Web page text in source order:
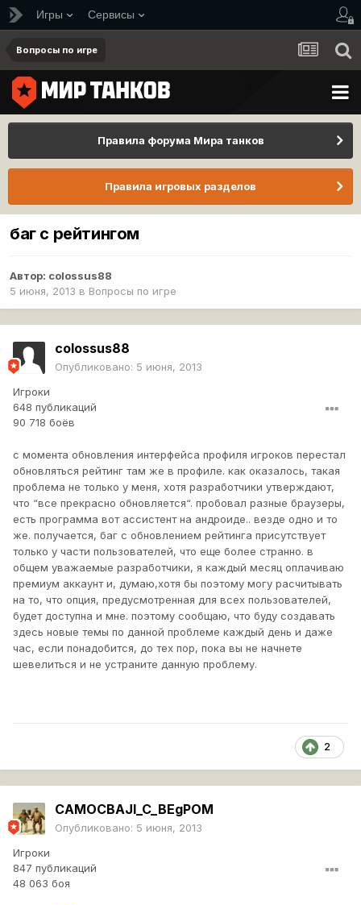
Игры Сервисы
Вопросы по игре
Правила форума Мира танков
Правила игровых разделов
баг с рейтингом
Автор: colossus88
5 июня, 2013 в Вопросы по игре
colossus88
Опубликовано: 5 июня, 2013
Игроки
648 публикаций
90 718 боёв
с момента обновления интерфейса профиля игроков перестал
обновляться рейтинг там же в профиле. как оказалось, такая
проблема не только у меня, хотя разработчики утверждают,
что “все прекрасно обновляется“. пробовал разные браузеры,
есть программа вот ассистент на андроиде.. везде одно и то
же. получается, баг с обновлением рейтинга присутствует
только у части пользователей, что еще более странно. в
общем уважаемые разработчики, я каждый месяц оплачиваю
премиум аккаунт и, думаю,хотя бы поэтому могу расчитывать
на то, что опция, предусмотренная для всех пользователей,
будет доступна и мне. поэтому сообщаю, что буду создавать
здесь новые темы по данной проблеме каждый день и даже
час, если понадобится, до тех пор, пока вы не начнете
шевелиться и не устраните данную проблему.
2
CAMOCBAJI_C_BEgPOM
Опубликовано: 5 июня, 2013
Игроки
847 публикаций
48 063 боя